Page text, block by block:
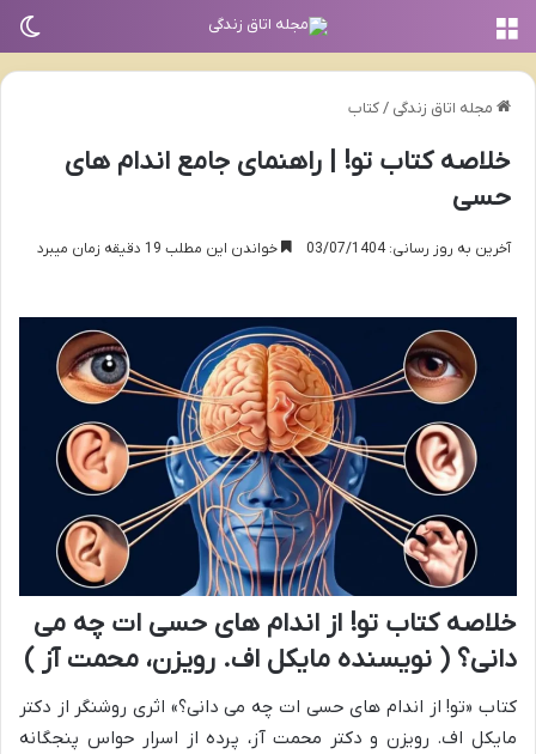
مجله اتاق زندگی /کتاب
خلاصه کتاب تو! | راهنمای جامع اندام های
حسی
آخرین به روز رسانی: 03/07/1404 خواندن این مطلب 19 دقیقه زمان میبرد
خلاصه کتاب تو! از اندام های حسی ات چه می
دانی؟ ( نویسنده مایکل اف. رویزن، محمت آز )
کتاب «تو! از اندام های حسی ات چه می دانی؟» اثری روشنگر از دکتر
مایکل اف. رویزن و دکتر محمت آز، پرده از اسرار حواس پنجگانه